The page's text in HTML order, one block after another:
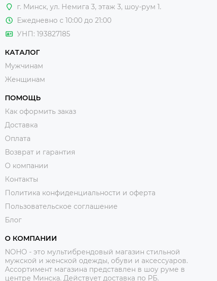
г. Минск, ул. Немига 3, этаж 3, шоу-рум 1.
Ежедневно с 10:00 до 21:00
УНП: 193827185
КАТАЛОГ
Мужчинам
Женщинам
ПОМОЩЬ
Как оформить заказ
Доставка
Оплата
Возврат и гарантия
О компании
Контакты
Политика конфиденциальности и оферта
Пользовательское соглашение
Блог
О КОМПАНИИ
NOHO - это мультибрендовый магазин стильной
мужской и женской одежды, обуви и аксессуаров.
Ассортимент магазина представлен в шоу руме в
центре Минска. Действует доставка по РБ.